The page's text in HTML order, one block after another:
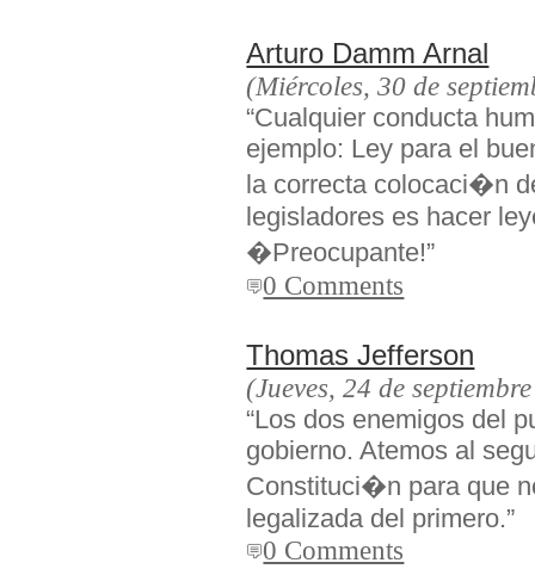
Arturo Damm Arnal
(Miércoles, 30 de
“Cualquier conducta
ejemplo: Ley para el
la correcta colocaci�n
legisladores es hacer
�Preocupante!”
0 Comments
Thomas Jefferson
(Jueves, 24 de
“Los dos enemigos del
gobierno. Atemos al
Constituci�n para que
legalizada del primero.”
0 Comments